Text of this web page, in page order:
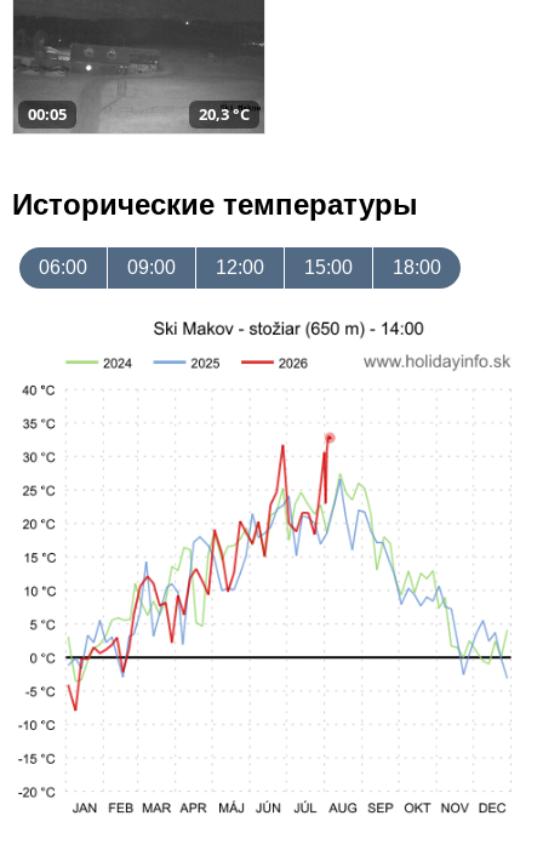
00:05 20,3 °C
Исторические температуры
06:00 09:00 12:00 15:00 18:00